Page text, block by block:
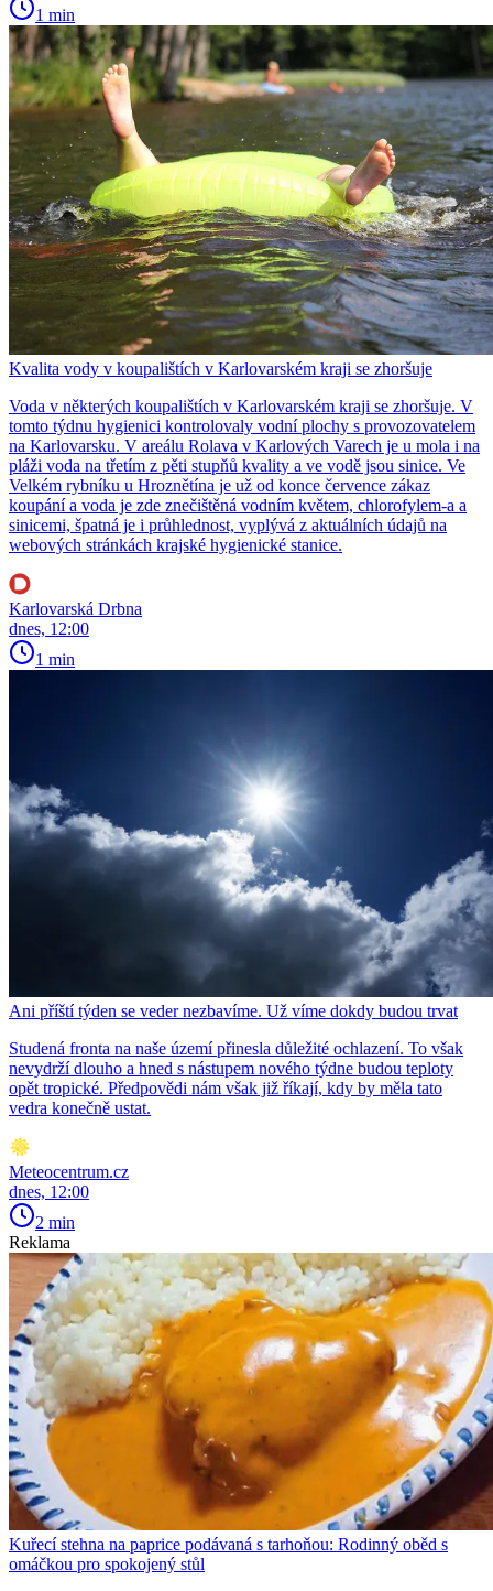
1 min
Kvalita vody v koupalištích v Karlovarském kraji se zhoršuje
Voda v některých koupalištích v Karlovarském kraji se zhoršuje. V
tomto týdnu hygienici kontrolovaly vodní plochy s provozovatelem
na Karlovarsku. V areálu Rolava v Karlových Varech je u mola i na
pláži voda na třetím z pěti stupňů kvality a ve vodě jsou sinice. Ve
Velkém rybníku u Hroznětína je už od konce července zákaz
koupání a voda je zde znečištěná vodním květem, chlorofylem-a a
sinicemi, špatná je i průhlednost, vyplývá z aktuálních údajů na
webových stránkách krajské hygienické stanice.
Karlovarská Drbna
dnes, 12:00
1 min
Ani příští týden se veder nezbavíme. Už víme dokdy budou trvat
Studená fronta na naše území přinesla důležité ochlazení. To však
nevydrží dlouho a hned s nástupem nového týdne budou teploty
opět tropické. Předpovědi nám však již říkají, kdy by měla tato
vedra konečně ustat.
Meteocentrum.cz
dnes, 12:00
2 min
Reklama
Kuřecí stehna na paprice podávaná s tarhoňou: Rodinný oběd s
omáčkou pro spokojený stůl